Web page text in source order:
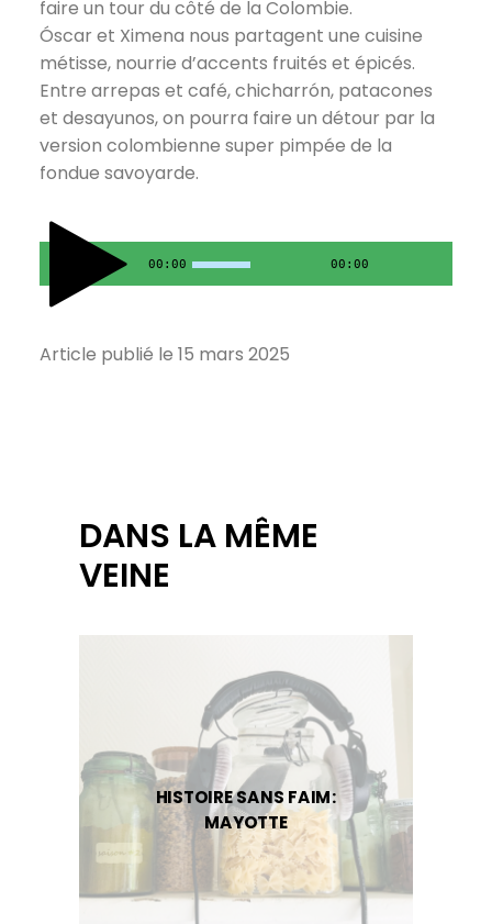
faire un tour du côté de la Colombie.
Óscar et Ximena nous partagent une cuisine
métisse, nourrie d’accents fruités et épicés.
Entre arrepas et café, chicharrón, patacones
et desayunos, on pourra faire un détour par la
version colombienne super pimpée de la
fondue savoyarde.
00:00 00:00
Article publié le 15 mars 2025
DANS LA MÊME
VEINE
HISTOIRE SANS FAIM:
MAYOTTE